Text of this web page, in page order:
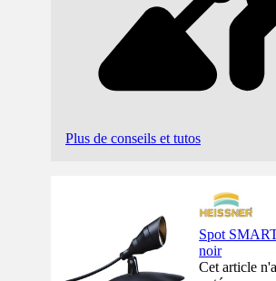
Plus de conseils et tutos
Spot
noir
Cet article